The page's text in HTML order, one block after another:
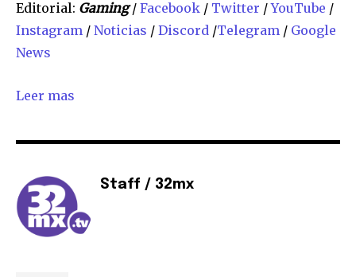
32,111
Editorial: Gaming/ Facebook / Twitter /YouTube /
Instagram / Noticias / Discord /Telegram / Google
News
Leer mas
Staff / 32mx